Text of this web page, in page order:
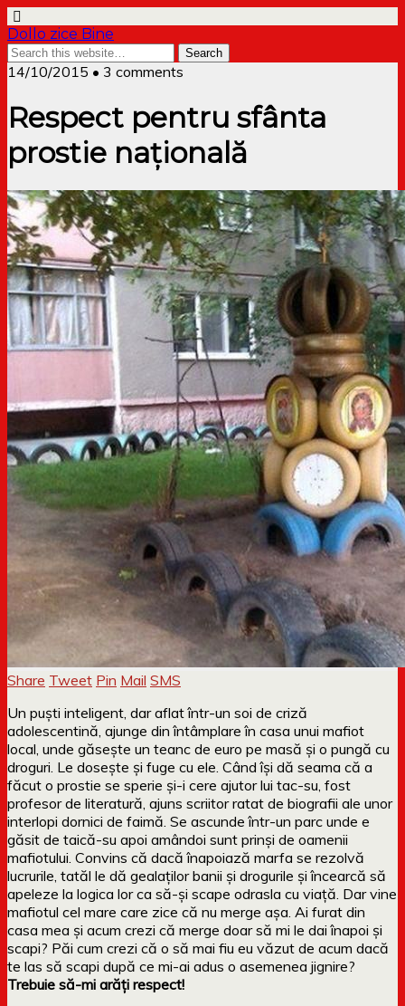
Dollo zice Bine
14/10/2015 • 3 comments
Respect pentru sfânta
prostie națională
Share Tweet Pin Mail SMS
Un puști inteligent, dar aflat într-un soi de criză
adolescentină, ajunge din întâmplare în casa unui mafiot
local, unde găsește un teanc de euro pe masă și o pungă cu
droguri. Le dosește și fuge cu ele. Când își dă seama că a
făcut o prostie se sperie și-i cere ajutor lui tac-su, fost
profesor de literatură, ajuns scriitor ratat de biografii ale unor
interlopi dornici de faimă. Se ascunde într-un parc unde e
găsit de taică-su apoi amândoi sunt prinși de oamenii
mafiotului. Convins că dacă înapoiază marfa se rezolvă
lucrurile, tatăl le dă gealaților banii și drogurile și încearcă să
apeleze la logica lor ca să-și scape odrasla cu viață. Dar vine
mafiotul cel mare care zice că nu merge așa. Ai furat din
casa mea și acum crezi că merge doar să mi le dai înapoi și
scapi? Păi cum crezi că o să mai fiu eu văzut de acum dacă
te las să scapi după ce mi-ai adus o asemenea jignire?
Trebuie să-mi arăți respect!